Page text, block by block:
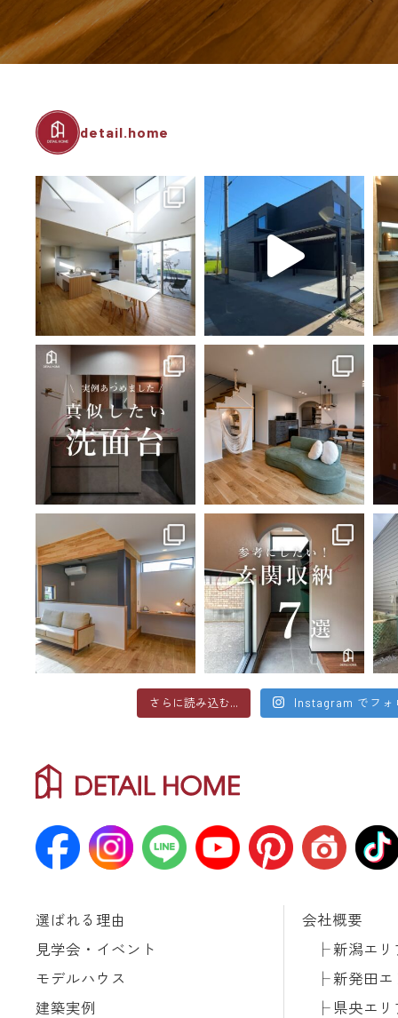
detail.home
さらに読み込む... Instagram でフォ
選ばれる理由
見学会・イベント
モデルハウス
建築実例
会社概要
新潟エリ
新発田エ
県央エリ